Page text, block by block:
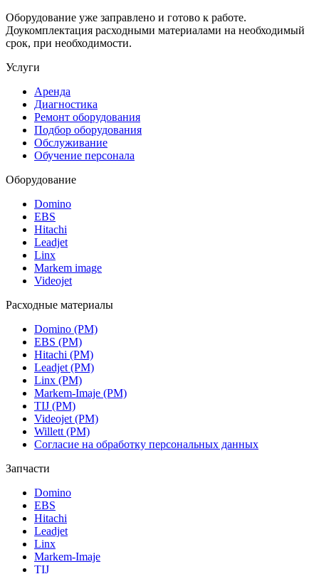
Оборудование уже заправлено и готово к работе.
Доукомплектация расходными материалами на необходимый
срок, при необходимости.
Услуги
Аренда
Диагностика
Ремонт оборудования
Подбор оборудования
Обслуживание
Обучение персонала
Оборудование
Domino
EBS
Hitachi
Leadjet
Linx
Markem image
Videojet
Расходные материалы
Domino (РМ)
EBS (РМ)
Hitachi (РМ)
Leadjet (РМ)
Linx (РМ)
Markem-Imaje (РМ)
TIJ (РМ)
Videojet (РМ)
Willett (РМ)
Согласие на обработку персональных данных
Запчасти
Domino
EBS
Hitachi
Leadjet
Linx
Markem-Imaje
TIJ